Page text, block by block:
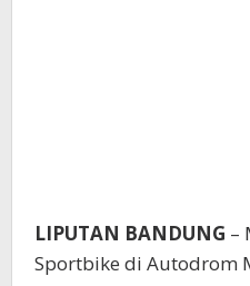
LIPUTAN BANDUNG –
Sportbike di Autodrom